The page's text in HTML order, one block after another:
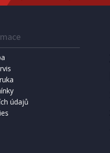
IHNED K EXPEDICI
Přidat do košíku
údajů